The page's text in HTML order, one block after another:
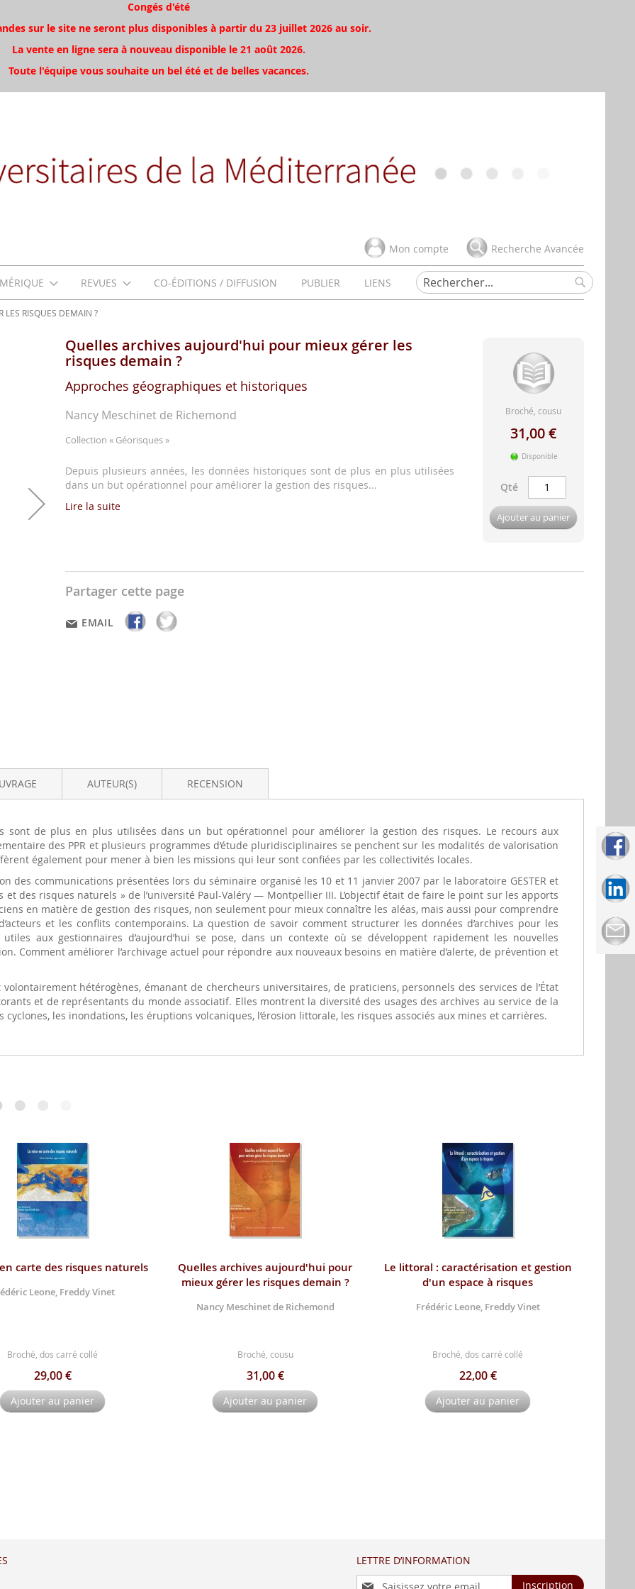
Congés d'été
sur le site ne seront plus disponibles à partir du 23 juillet 2026 au soir.
La vente en ligne sera à nouveau disponible le 21 août 2026.
Toute l'équipe vous souhaite un bel été et de belles vacances.
Mon compte Recherche Avancée
REVUES CO-ÉDITIONS / DIFFUSION PUBLIER
LIENS
Rechercher
Rechercher
LES RISQUES DEMAIN ?
Quelles archives aujourd'hui pour mieux gérer les
risques demain ?
Approches géographiques et historiques
Nancy Meschinet de Richemond
Collection « Géorisques »
Depuis plusieurs années, les données historiques sont de plus en plus utilisées
dans un but opérationnel pour améliorer la gestion des risques...
Lire la suite
Broché, cousu
31,00 €
Disponible
Qté
Ajouter au panier
Partager cette page
EMAIL
sont de plus en plus utilisées dans un but opérationnel pour améliorer la gestion des risques. Le recours aux
des PPR et plusieurs programmes d’étude pluridisciplinaires se penchent sur les modalités de valorisation
également pour mener à bien les missions qui leur sont confiées par les collectivités locales.
des communications présentées lors du séminaire organisé les 10 et 11 janvier 2007 par le laboratoire GESTER et
des risques naturels » de l’université Paul-Valéry — Montpellier III. L’objectif était de faire le point sur les apports
en matière de gestion des risques, non seulement pour mieux connaître les aléas, mais aussi pour comprendre
et les conflits contemporains. La question de savoir comment structurer les données d’archives pour les
aux gestionnaires d’aujourd’hui se pose, dans un contexte où se développent rapidement les nouvelles
Comment améliorer l’archivage actuel pour répondre aux nouveaux besoins en matière d’alerte, de prévention et
hétérogènes, émanant de chercheurs universitaires, de praticiens, personnels des services de l’État
et de représentants du monde associatif. Elles montrent la diversité des usages des archives au service de la
les inondations, les éruptions volcaniques, l’érosion littorale, les risques associés aux mines et carrières.
AUTEUR(S) RECENSION
carte des risques naturels
Leone, Freddy Vinet
Broché, dos carré collé
29,00 €
Ajouter au panier
Quelles archives aujourd'hui pour
mieux gérer les risques demain ?
Nancy Meschinet de Richemond
Broché, cousu
31,00 €
Ajouter au panier
Le littoral : caractérisation et gestion
d'un espace à risques
Frédéric Leone, Freddy Vinet
Broché, dos carré collé
22,00 €
Ajouter au panier
LETTRE D’INFORMATION
Inscription
Inscription